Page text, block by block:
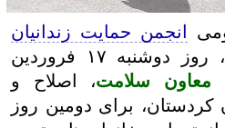
انجمن حمایت زندانیان
مرکز استان کردستان، روز دوشنبه ۱۷ فروردین
معاون سلامت، اصلاح و
کردستان، برای دومین روز